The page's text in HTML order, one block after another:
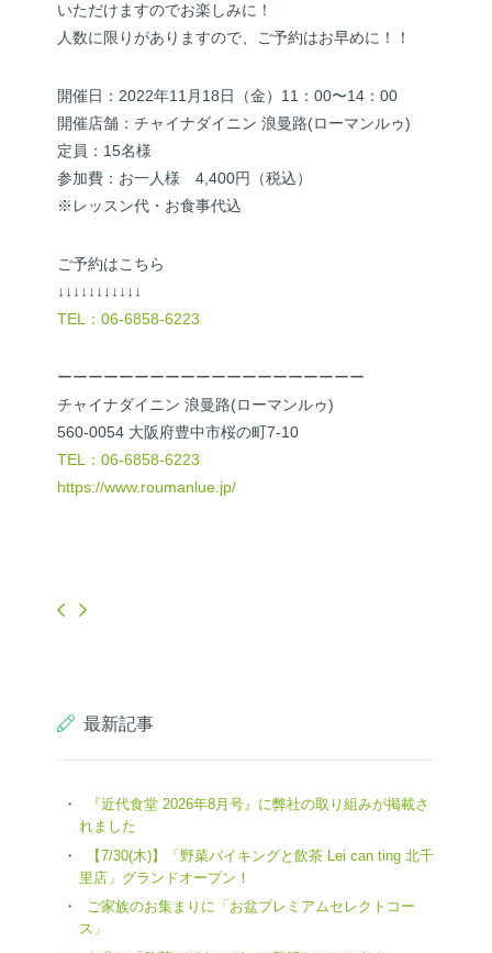
いただけますのでお楽しみに！
人数に限りがありますので、ご予約はお早めに！！
開催日：2022年11月18日（金）11：00〜14：00
開催店舗：チャイナダイニン 浪曼路(ローマンルゥ)
定員：15名様
参加費：お一人様 4,400円（税込）
※レッスン代・お食事代込
ご予約はこちら
↓↓↓↓↓↓↓↓↓↓↓
TEL：06-6858-6223
ーーーーーーーーーーーーーーーーーーーー
チャイナダイニン 浪曼路(ローマンルゥ)
560-0054 大阪府豊中市桜の町7-10
TEL：06-6858-6223
https://www.roumanlue.jp/
最新記事
『近代食堂 2026年8月号』に弊社の取り組みが掲載さ
れました
【7/30(木)】「野菜バイキングと飲茶 Lei can ting 北千
里店」グランドオープン！
ご家族のお集まりに「お盆プレミアムセレクトコー
ス」